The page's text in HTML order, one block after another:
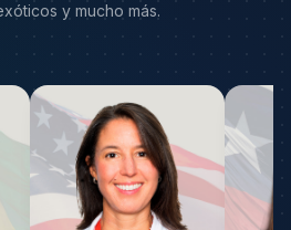
y mucho más.